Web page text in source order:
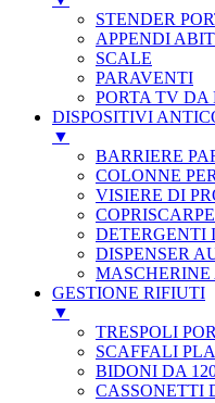
STENDER
APPENDI
SCALE
PARAVENTI
PORTA TV DA
DISPOSITIVI
▼
BARRIERE
COLONNE
VISIERE DI
DETERGENTI
DISPENSER
MASCHERINE
GESTIONE RIFIUTI
▼
TRESPOLI
SCAFFALI
BIDONI DA
CASSONETTI